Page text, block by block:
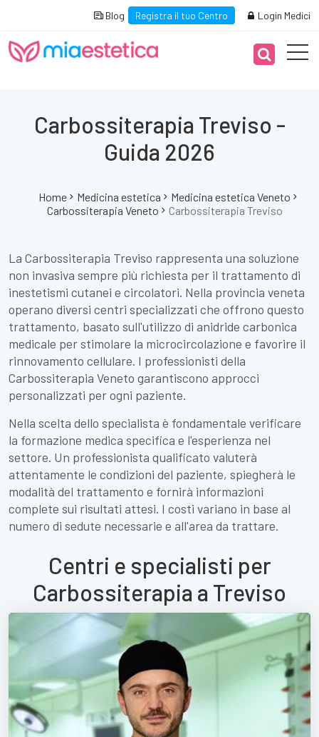
Blog Registra il tuo Centro Login Medici
Carbossiterapia Treviso -
Guida 2026
Home Medicina estetica
Medicina estetica Veneto
Carbossiterapia Veneto
Carbossiterapia Treviso
La Carbossiterapia Treviso rappresenta una soluzione
non invasiva sempre più richiesta per il trattamento di
inestetismi cutanei e circolatori. Nella provincia veneta
operano diversi centri specializzati che offrono questo
trattamento, basato sull'utilizzo di anidride carbonica
medicale per stimolare la microcircolazione e favorire il
rinnovamento cellulare. I professionisti della
Carbossiterapia Veneto garantiscono approcci
personalizzati per ogni paziente.
Nella scelta dello specialista è fondamentale verificare
la formazione medica specifica e l'esperienza nel
settore. Un professionista qualificato valuterà
attentamente le condizioni del paziente, spiegherà le
modalità del trattamento e fornirà informazioni
complete sui risultati attesi. I costi variano in base al
numero di sedute necessarie e all'area da trattare.
Centri e specialisti per
Carbossiterapia a Treviso